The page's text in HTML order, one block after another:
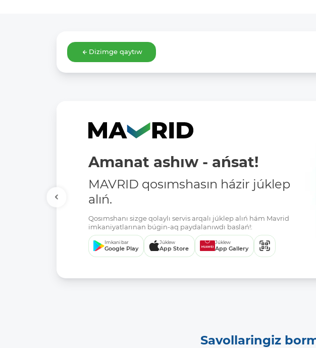
Dizimge qaytıw
Amanat ashıw - ańsat!
MAVRID qosımshasın házir júklep
alıń.
Qosımshanı sizge qolaylı servis arqalı júklep alıń hám Mavrid
imkaniyatlarınan búgin-aq paydalanıwdı baslań!:
Imkani bar
Google Play
Júklew
App Store
Júklew
App Gallery
Savollaringiz